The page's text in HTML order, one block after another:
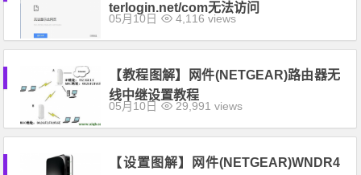
terlogin.net/com无法访问
05月10日 4,116 views
【教程图解】网件(NETGEAR)路由器无
线中继设置教程
05月10日 29,991 views
【设置图解】网件(NETGEAR)WNDR4